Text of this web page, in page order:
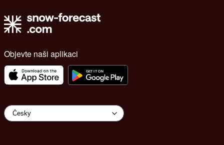
Objevte naši aplikaci